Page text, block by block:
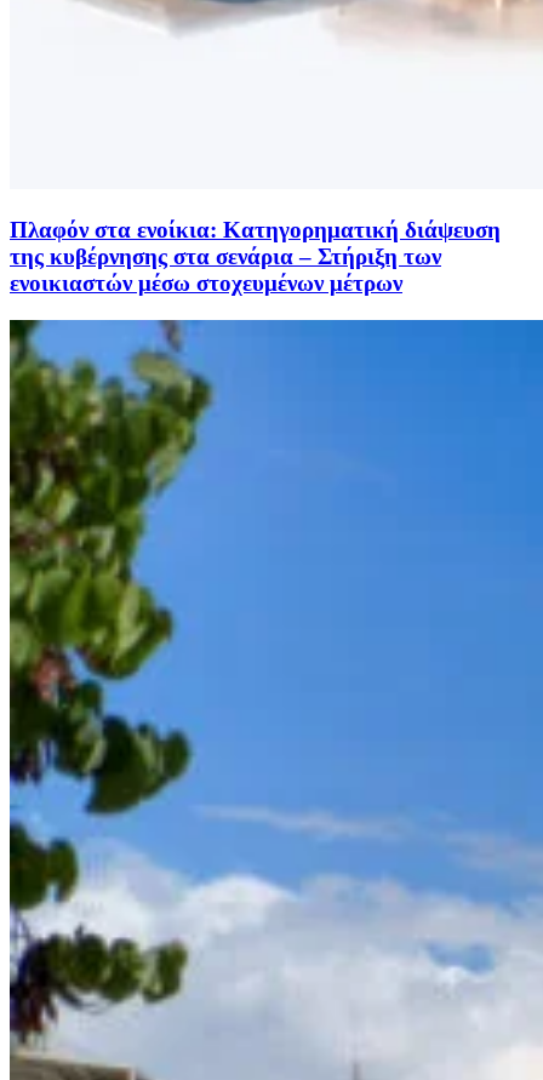
Πλαφόν στα ενοίκια: Κατηγορηματική διάψευση
της κυβέρνησης στα σενάρια – Στήριξη των
ενοικιαστών μέσω στοχευμένων μέτρων